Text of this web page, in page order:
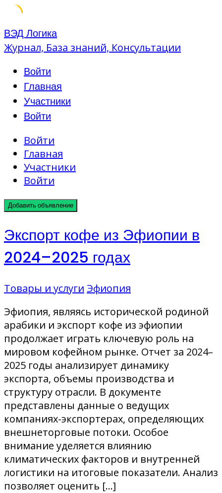
Skip
to
ВЭД Логика
Журнал, База знаний, Консультации
Войти
Главная
Участники
Войти
Войти
Главная
Участники
Войти
Добавить объявление
Экспорт кофе из Эфиопии в
2024–2025 годах
Товары и услуги Эфиопия
Эфиопия, являясь исторической родиной
арабики и экспорт кофе из эфиопии
продолжает играть ключевую роль на
мировом кофейном рынке. Отчет за 2024–
2025 годы анализирует динамику
экспорта, объемы производства и
структуру отрасли. В документе
представлены данные о ведущих
компаниях-экспортерах, определяющих
внешнеторговые потоки. Особое
внимание уделяется влиянию
климатических факторов и внутренней
логистики на итоговые показатели. Анализ
позволяет оценить […]